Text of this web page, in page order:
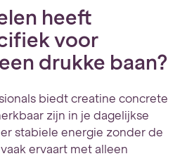
heeft
voor
drukke baan?
biedt creatine concrete
zijn in je dagelijkse
stabiele energie zonder de
ervaart met alleen